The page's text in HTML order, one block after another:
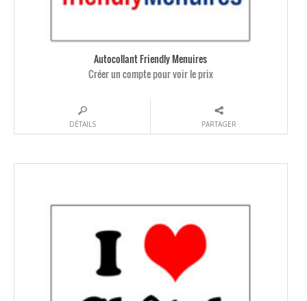
Autocollant Friendly Menuires
Créer un compte pour voir le prix
DÉTAILS PARTAGER